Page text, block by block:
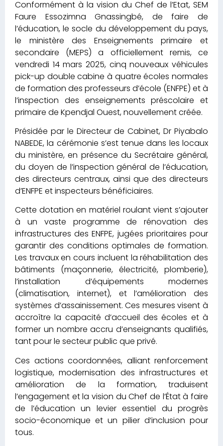
Conformément à la vision du Chef de l’Etat, SEM
Faure Essozimna Gnassingbé, de faire de
l’éducation, le socle du développement du pays,
le ministère des Enseignements primaire et
secondaire (MEPS) a officiellement remis, ce
vendredi 14 mars 2025, cinq nouveaux véhicules
pick-up double cabine à quatre écoles normales
de formation des professeurs d’école (ENFPE) et à
l’inspection des enseignements préscolaire et
primaire de Kpendjal Ouest, nouvellement créée.
Présidée par le Directeur de Cabinet, Dr Piyabalo
NABEDE, la cérémonie s’est tenue dans les locaux
du ministère, en présence du Secrétaire général,
du doyen de l’inspection général de l’éducation,
des directeurs centraux, ainsi que des directeurs
d’ENFPE et inspecteurs bénéficiaires.
Cette dotation en matériel roulant vient s’ajouter
à un vaste programme de rénovation des
infrastructures des ENFPE, jugées prioritaires pour
garantir des conditions optimales de formation.
Les travaux en cours incluent la réhabilitation des
bâtiments (maçonnerie, électricité, plomberie),
l’installation d’équipements modernes
(climatisation, internet), et l’amélioration des
systèmes d’assainissement. Ces mesures visent à
accroître la capacité d’accueil des écoles et à
former un nombre accru d’enseignants qualifiés,
tant pour le secteur public que privé.
Ces actions coordonnées, alliant renforcement
logistique, modernisation des infrastructures et
amélioration de la formation, traduisent
l’engagement et la vision du Chef de l’État à faire
de l’éducation un levier essentiel du progrès
socio-économique et un pilier d’inclusion pour
tous.